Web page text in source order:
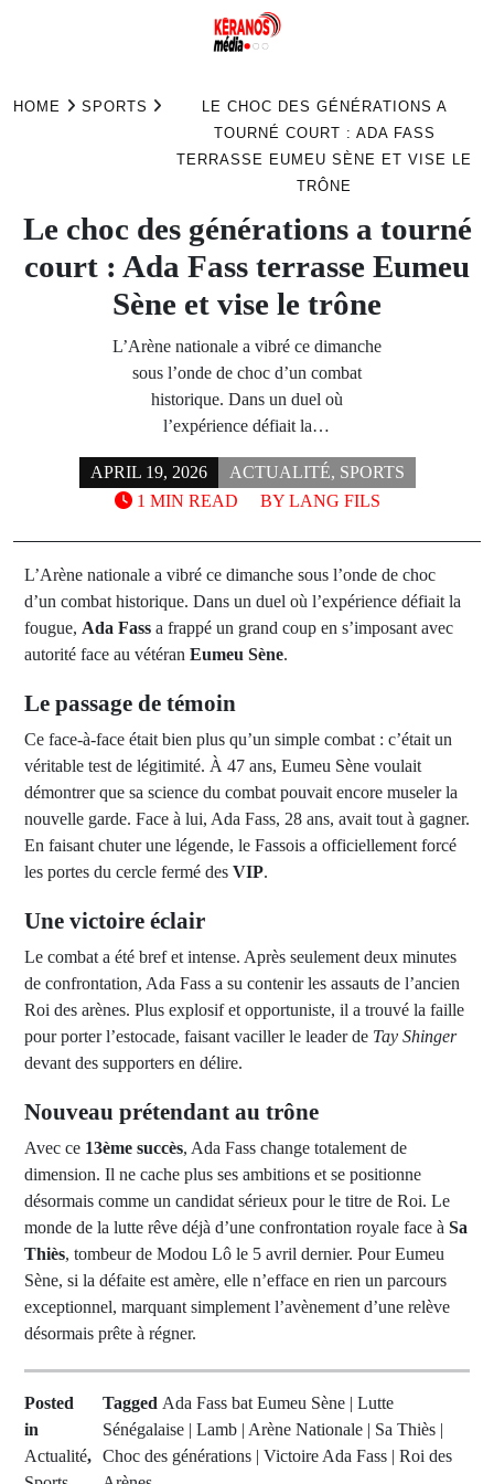
HOME SPORTS
LE CHOC DES GÉNÉRATIONS A
TOURNÉ COURT : ADA FASS
TERRASSE EUMEU SÈNE ET VISE LE
TRÔNE
Le choc des générations a tourné
court : Ada Fass terrasse Eumeu
Sène et vise le trône
L’Arène nationale a vibré ce dimanche
sous l’onde de choc d’un combat
historique. Dans un duel où
l’expérience défiait la…
APRIL 19, 2026 ACTUALITÉ, SPORTS
BY LANG FILS
1 MIN READ
L’Arène nationale a vibré ce dimanche sous l’onde de choc
d’un combat historique. Dans un duel où l’expérience défiait la
fougue, Ada Fass a frappé un grand coup en s’imposant avec
autorité face au vétéran Eumeu Sène.
Le passage de témoin
Ce face-à-face était bien plus qu’un simple combat : c’était un
véritable test de légitimité. À 47 ans, Eumeu Sène voulait
démontrer que sa science du combat pouvait encore museler la
nouvelle garde. Face à lui, Ada Fass, 28 ans, avait tout à gagner.
En faisant chuter une légende, le Fassois a officiellement forcé
les portes du cercle fermé des VIP.
Une victoire éclair
Le combat a été bref et intense. Après seulement deux minutes
de confrontation, Ada Fass a su contenir les assauts de l’ancien
Roi des arènes. Plus explosif et opportuniste, il a trouvé la faille
pour porter l’estocade, faisant vaciller le leader de Tay Shinger
devant des supporters en délire.
Nouveau prétendant au trône
Avec ce 13ème succès, Ada Fass change totalement de
dimension. Il ne cache plus ses ambitions et se positionne
désormais comme un candidat sérieux pour le titre de Roi. Le
monde de la lutte rêve déjà d’une confrontation royale face à Sa
Thiès, tombeur de Modou Lô le 5 avril dernier. Pour Eumeu
Sène, si la défaite est amère, elle n’efface en rien un parcours
exceptionnel, marquant simplement l’avènement d’une relève
désormais prête à régner.
Posted
in
Actualité,
Tagged Ada Fass bat Eumeu Sène | Lutte
Sénégalaise | Lamb | Arène Nationale | Sa Thiès |
Choc des générations | Victoire Ada Fass | Roi des